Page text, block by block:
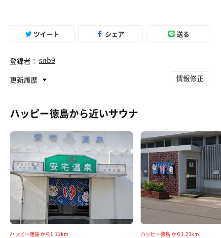
ツイート シェア 送る
登録者： snb9
更新履歴
情報修正
ハッピー徳島から近いサウナ
ハッピー徳島 から1.11km ハッピー徳島 から1.23km